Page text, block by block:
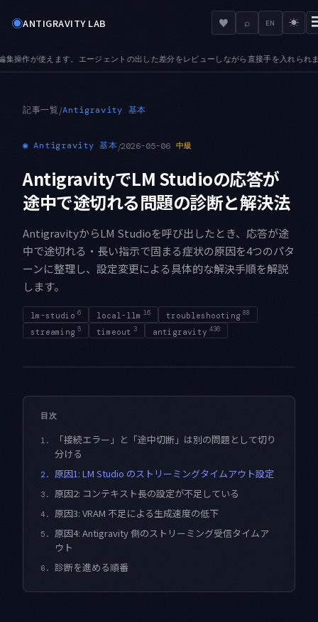
◉ANTIGRAVITY LAB ♥ ⌕ EN ☀
レビューしながら直接手を入れられます●TABS — プレビュータブが加わりました
記事一覧/Antigravity 基本
◉ Antigravity 基本/2026-05-06 中級
AntigravityでLM Studioの応答が
途中で途切れる問題の診断と解決法
AntigravityからLM Studioを呼び出したとき、応答が途
中で途切れる・長い指示で固まる症状の原因を4つのパタ
ーンに整理し、設定変更による具体的な解決手順を解説
します。
lm-studio 6 local-llm 16 troubleshooting 88
streaming 5 timeout 3 antigravity 436
目次
1.
「接続エラー」と「途中切断」は別の問題として切り
分ける
2. 原因1: LM Studio のストリーミングタイムアウト設定
3. 原因2: コンテキスト長の設定が不足している
4. 原因3: VRAM 不足による生成速度の低下
5.
原因4: Antigravity 側のストリーミング受信タイムア
ウト
6. 診断を進める順番